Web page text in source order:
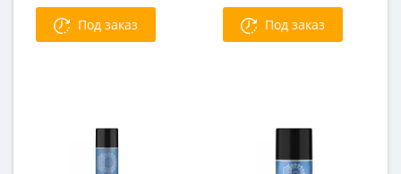
Под заказ Под заказ